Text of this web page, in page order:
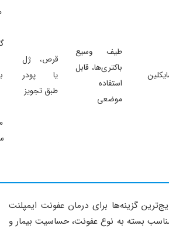
طیف وسیع
باکتری‌ها، قابل
استفاده
موضعی
قرص، ژل
یا پودر
طبق تجویز
گزینه‌ها برای درمان عفونت ایمپلنت
بسته به نوع عفونت، حساسیت بیمار و